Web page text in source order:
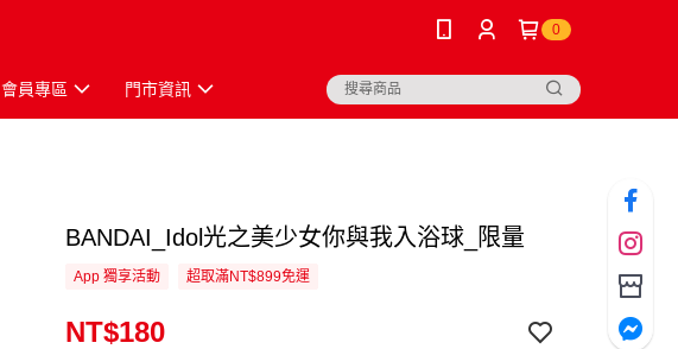
0
會員專區 門市資訊
BANDAI_Idol光之美少女你與我入浴球_限量
App 獨享活動 超取滿NT$899免運
NT$180